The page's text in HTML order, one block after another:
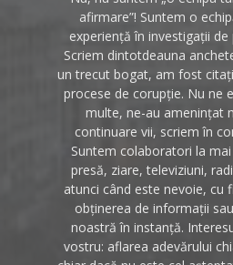
afirmare”! Suntem o
experiență în investigații de
Scriem dintotdeauna
un trecut bogat, am fost
procese de corupție. Nu ne
multe, ne-au amenințat
continuare vii, scriem în
Suntem colaboratori la
presă, ziare, televiziuni,
atunci când este nevoie, cu
obținerea de informații
noastră în instanță.
vostru: aflarea adevărului